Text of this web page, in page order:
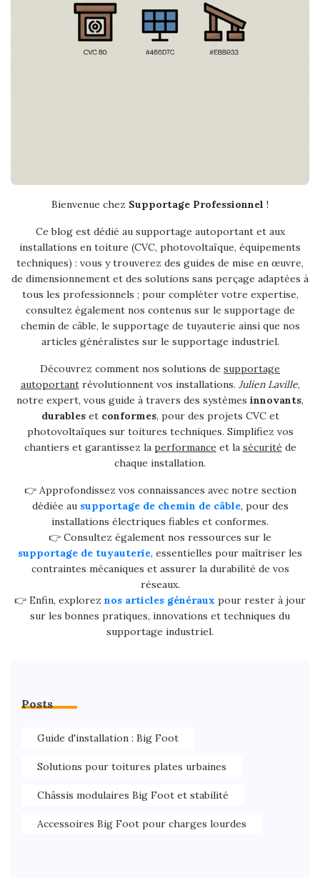
Bienvenue chez Supportage Professionnel !
Ce blog est dédié au supportage autoportant et aux
installations en toiture (CVC, photovoltaïque, équipements
techniques) : vous y trouverez des guides de mise en œuvre,
de dimensionnement et des solutions sans perçage adaptées à
tous les professionnels ; pour compléter votre expertise,
consultez également nos contenus sur le supportage de
chemin de câble, le supportage de tuyauterie ainsi que nos
articles généralistes sur le supportage industriel.
Découvrez comment nos solutions de supportage
autoportantrévolutionnent vos installations. Julien Laville,
notre expert, vous guide à travers des systèmes innovants,
durableset conformes, pour des projets CVC et
photovoltaïques sur toitures techniques. Simplifiez vos
chantiers et garantissez la performance et la sécurité de
chaque installation.
👉 Approfondissez vos connaissances avec notre section
dédiée au supportage de chemin de câble, pour des
installations électriques fiables et conformes.
👉 Consultez également nos ressources sur le
supportage de tuyauterie, essentielles pour maîtriser les
contraintes mécaniques et assurer la durabilité de vos
réseaux.
👉 Enfin, explorez nos articles généraux pour rester à jour
sur les bonnes pratiques, innovations et techniques du
supportage industriel.
Posts
Guide d'installation : Big Foot
Solutions pour toitures plates urbaines
Châssis modulaires Big Foot et stabilité
Accessoires Big Foot pour charges lourdes